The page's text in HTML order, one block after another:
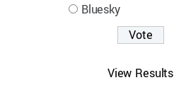
Bluesky
View Results